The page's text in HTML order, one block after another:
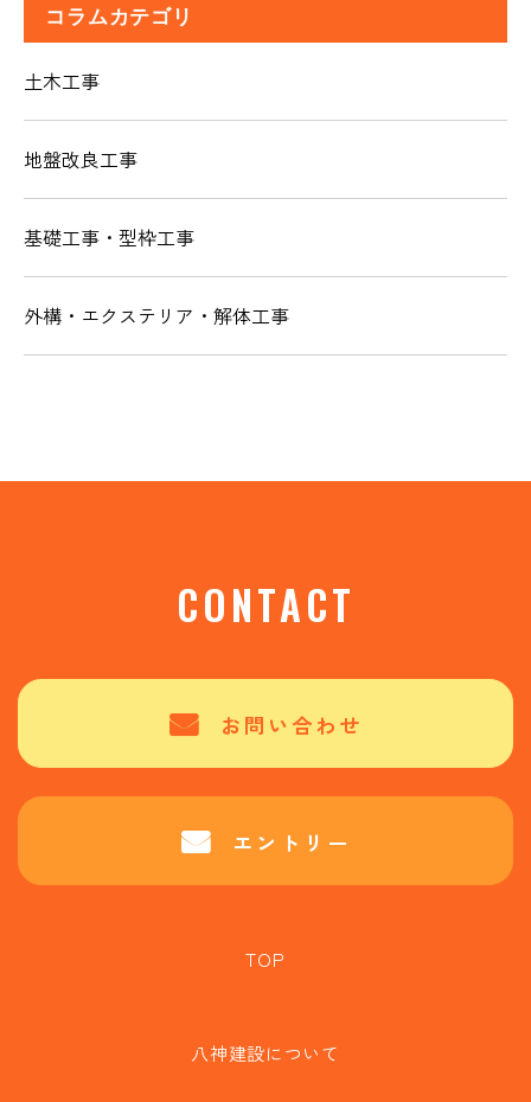
コラムカテゴリ
土木工事
地盤改良工事
基礎工事・型枠工事
外構・エクステリア・解体工事
CONTACT
お問い合わせ
エントリー
TOP
八神建設について